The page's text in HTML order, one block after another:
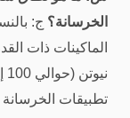
الخرسانة؟ ج:
تطبيقات